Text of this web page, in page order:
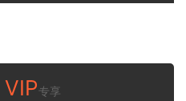
VIP专享